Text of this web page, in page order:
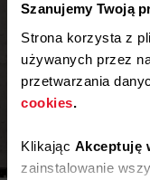
Szanujemy Twoją
Strona korzysta z
używanych przez
przetwarzania
cookies.
Klikając Akceptuję
zainstalowanie
Instrukcja
Rysunki techniczne
Inspiracje